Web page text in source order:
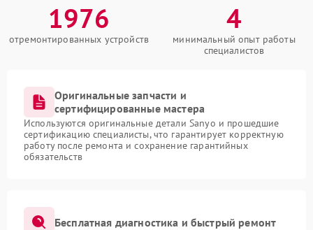
1976
отремонтированных устройств
4
минимальный опыт работы
специалистов
Оригинальные запчасти и
сертифицированные мастера
Используются оригинальные детали Sanyo и прошедшие
сертификацию специалисты, что гарантирует корректную
работу после ремонта и сохранение гарантийных
обязательств
Бесплатная диагностика и быстрый ремонт